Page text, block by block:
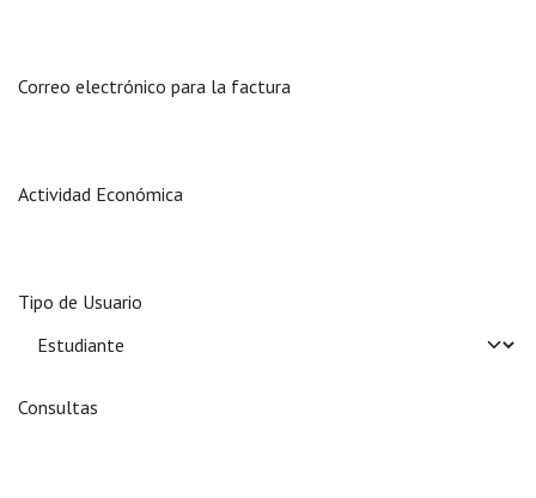
Correo electrónico para la factura
Actividad Económica
Tipo de Usuario
Consultas